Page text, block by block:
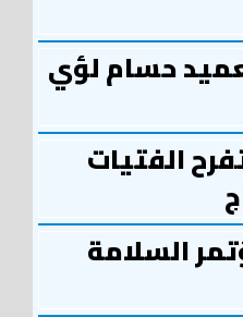
حسام لؤي
الفتيات
السلامة